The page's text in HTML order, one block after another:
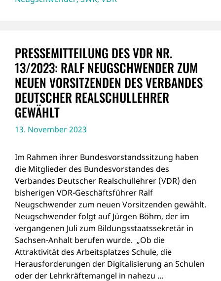
PRESSEMITTEILUNG DES VDR NR.
13/2023: RALF NEUGSCHWENDER ZUM
NEUEN VORSITZENDEN DES VERBANDES
DEUTSCHER REALSCHULLEHRER
GEWÄHLT
13. November 2023
Im Rahmen ihrer Bundesvorstandssitzung haben
die Mitglieder des Bundesvorstandes des
Verbandes Deutscher Realschullehrer (VDR) den
bisherigen VDR-Geschäftsführer Ralf
Neugschwender zum neuen Vorsitzenden gewählt.
Neugschwender folgt auf Jürgen Böhm, der im
vergangenen Juli zum Bildungsstaatssekretär in
Sachsen-Anhalt berufen wurde. „Ob die
Attraktivität des Arbeitsplatzes Schule, die
Herausforderungen der Digitalisierung an Schulen
oder der Lehrkräftemangel in nahezu …